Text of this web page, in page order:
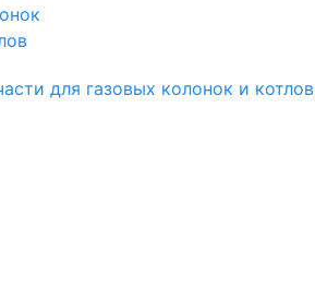
для газовых колонок и котлов